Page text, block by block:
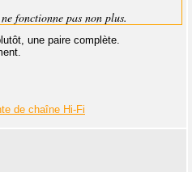
fonctionne pas non plus.
une paire complète.
de chaîne Hi-Fi